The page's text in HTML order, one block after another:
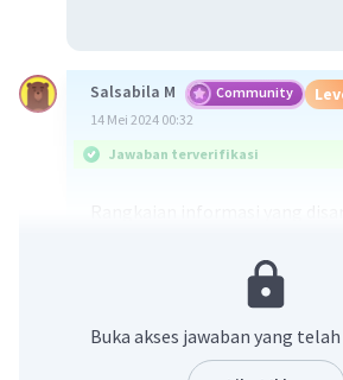
Salsabila M Community
14 Mei 2024 00:32
Jawaban terverifikasi
D. **Masyarakat Mataram
pengobatan tradisional.**
Penjelasan:
Informasi yang diberikan
Buka akses jawaban yang